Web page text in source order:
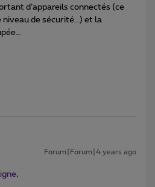
d’appareils connectés (ce
de sécurité...) et la
Forum|Forum|4 years ago
,